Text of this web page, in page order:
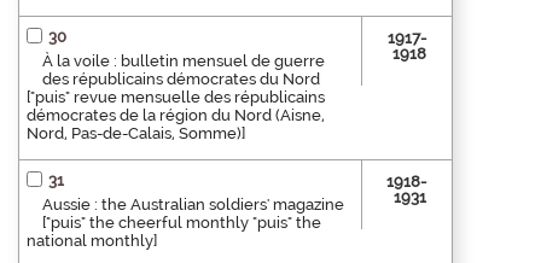
30
À la voile : bulletin mensuel de guerre
des républicains démocrates du Nord
["puis" revue mensuelle des républicains
démocrates de la région du Nord (Aisne,
Nord, Pas-de-Calais, Somme)]
1917-
1918
31
Aussie : the Australian soldiers' magazine
["puis" the cheerful monthly "puis" the
national monthly]
1918-
1931